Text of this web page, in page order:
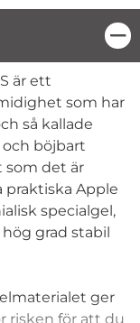
är ett
som har
så kallade
och böjbart
som det är
praktiska Apple
specialgel,
grad stabil
ger
risken för att du